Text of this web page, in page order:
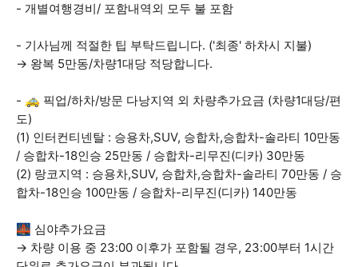
- 개별여행경비/ 포함내역외 모두 불 포함
- 기사님께 적절한 팁 부탁드립니다. ('최종' 하차시 지불)
→ 왕복 5만동/차량1대당 적당합니다.
- 🚕 픽업/하차/방문 다낭지역 외 차량추가요금 (차량1대당/편
도)
(1) 인터컨티넨탈 : 승용차,SUV, 승합차,승합차-솔라티 10만동
/ 승합차-18인승 25만동 / 승합차-리무진(디카) 30만동
(2) 랑코지역 : 승용차,SUV, 승합차,승합차-솔라티 70만동 / 승
합차-18인승 100만동 / 승합차-리무진(디카) 140만동
🌉 심야추가요금
→ 차량 이용 중 23:00 이후가 포함될 경우, 23:00부터 1시간